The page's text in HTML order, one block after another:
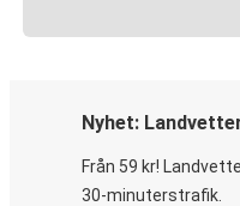
Nyhet:
Från 59 kr!
30-minuterstrafik.